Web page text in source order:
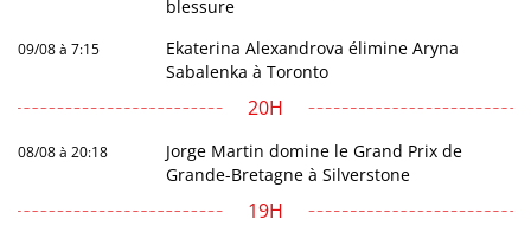
blessure
09/08 à 7:15
Ekaterina Alexandrova élimine Aryna
Sabalenka à Toronto
20H
08/08 à 20:18
Jorge Martin domine le Grand Prix de
Grande-Bretagne à Silverstone
19H